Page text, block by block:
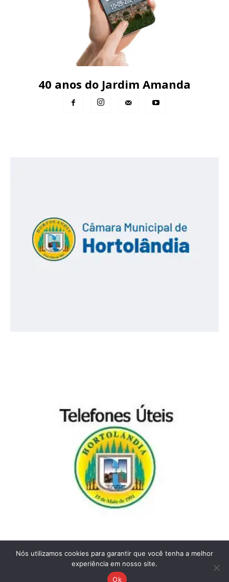
40 anos do Jardim Amanda
Nós utilizamos cookies para garantir que você tenha a melhor
experiência em nosso site.
Ok